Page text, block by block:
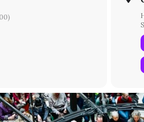
Essen und Politik zu einer Reflexion über
Politik mit dem Persönlichen,
(2020), der online zu sehen
und MigrantInnen für eine
and Human Rights. Sie hat
Forum© Stiftung Humboldt Forum/ Foto: